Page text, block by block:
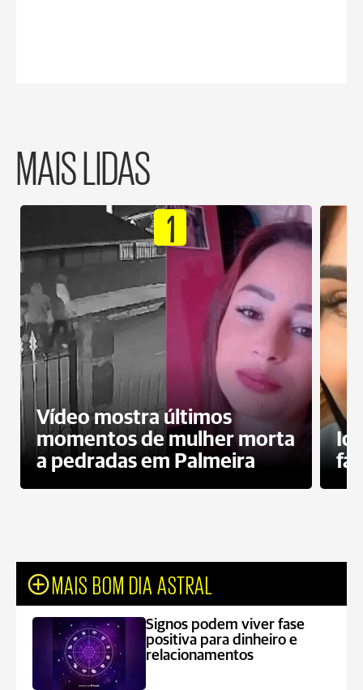
MAIS LIDAS
1
Vídeo mostra últimos
momentos de mulher morta
a pedradas em Palmeira
MAIS BOM DIA ASTRAL
Signos podem viver fase
positiva para dinheiro e
relacionamentos